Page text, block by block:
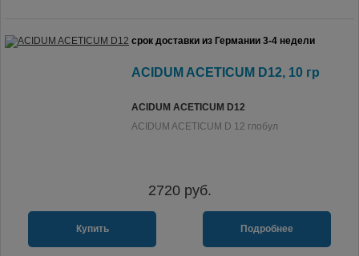
срок доставки из Германии 3-4 недели
ACIDUM ACETICUM D12, 10 гр
ACIDUM ACETICUM D12
ACIDUM ACETICUM D 12 глобул
2720руб.
Купить Подробнее